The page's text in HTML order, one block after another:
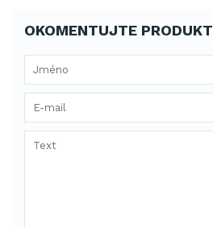
OKOMENTUJTE PRODUKT